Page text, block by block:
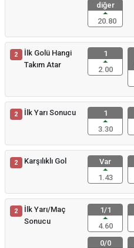
diğer
20.80
2
İlk Golü Hangi
Takım Atar
1
2.00
2 İlk Yarı Sonucu
1
3.30
2 Karşılıklı Gol
Var
1.43
2
İlk Yarı/Maç
Sonucu
1/1
4.60
0/0